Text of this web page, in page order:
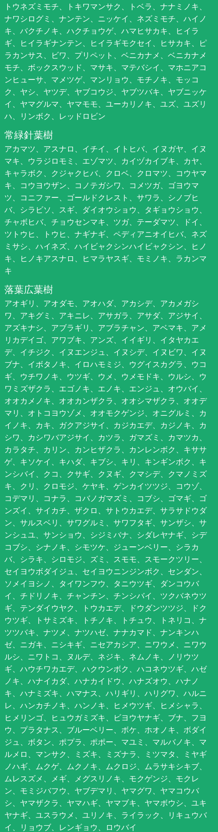
トウネズミモチ、トキワマンサク、トベラ、ナナミノキ、
ナワシログミ、ナンテン、ニッケイ、ネズミモチ、ハイノ
キ、バクチノキ、ハクチョウゲ、ハマヒサカキ、ヒイラ
ギ、ヒイラギナンテン、ヒイラギモクセイ、ヒサカキ、ピ
ラカンサス、ビワ、プリペット、ベニカナメ、ベニカナメ
モチ、ボックスウッド、マサキ、マテバシイ、マホニアコ
ンヒューサ、マメツゲ、マンリョウ、モチノキ、モッコ
ク、ヤシ、ヤツデ、ヤブコウジ、ヤブツバキ、ヤブニッケ
イ、ヤマグルマ、ヤマモモ、ユーカリノキ、ユズ、ユズリ
ハ、リンボク、レッドロビン
常緑針葉樹
アカマツ、アスナロ、イチイ、イトヒバ、イヌガヤ、イヌ
マキ、ウラジロモミ、エゾマツ、カイヅカイブキ、カヤ、
キャラボク、クジャクヒバ、クロベ、クロマツ、コウヤマ
キ、コウヨウザン、コノテガシワ、コメツガ、ゴヨウマ
ツ、コニファー、ゴールドクレスト、サワラ、シノブヒ
バ、シラビソ、スギ、ダイオウショウ、タギョウショウ、
チャボヒバ、チョウセンマキ、ツガ、テーダマツ、ドイ、
ツトウヒ、トウヒ、ナギナギ、ペディアニオイヒバ、ネズ
ミサシ、ハイネズ、ハイビャクシンハイビャクシン、ヒノ
キ、ヒノキアスナロ、ヒマラヤスギ、モミノキ、ラカンマ
キ
落葉広葉樹
アオギリ、アオダモ、アオハダ、アカシデ、アカメガシ
ワ、アキグミ、アキニレ、アサガラ、アサダ、アジサイ、
アズキナシ、アブラギリ、アブラチャン、アベマキ、アメ
リカデイゴ、アワブキ、アンズ、イイギリ、イタヤカエ
デ、イチジク、イヌエンジュ、イヌシデ、イヌビワ、イヌ
ブナ、イボタノキ、イロハモミジ、ウグイスカグラ、ウコ
ギ、ウチワノキ、ウツギ、ウメ、ウメモドキ、ウルシ、ウ
ワミズザクラ、エゴノキ、エノキ、エンジュ、オウバイ、
オオカメノキ、オオカンザクラ、オオシマザクラ、オオデ
マリ、オトコヨウゾメ、オオモクゲンジ、オニグルミ、カ
イノキ、カキ、ガクアジサイ、カジカエデ、カジノキ、カ
シワ、カシワバアジサイ、カツラ、ガマズミ、カマツカ、
カラタチ、カリン、カンヒザクラ、カンレンボク、キササ
ゲ、キソケイ、キハダ、キブシ、キリ、キンギンボク、キ
ンシバイ、クコ、クサギ、クヌギ、クマシデ、クマノミズ
キ、クリ、クロモジ、ケヤキ、ゲンカイツツジ、コウゾ、
コデマリ、コナラ、コバノガマズミ、コブシ、ゴマギ、ゴ
ンズイ、サイカチ、ザクロ、サトウカエデ、サラサドウダ
ン、サルスベリ、サワグルミ、サワフタギ、サンザシ、サ
ンシュユ、サンショウ、シジミバナ、シダレヤナギ、シデ
コブシ、シナノキ、シモツケ、ジューンベリー、シラカ
バ、シラキ、シロモジ、ズミ、スモモ、スモークツリー、
セイヨウボダイジュ、セイヨウニンジンボク、センダン、
ソメイヨシノ、タイワンフウ、タニウツギ、ダンコウバ
イ、チドリノキ、チャンチン、チンシバイ、ツクバネウツ
ギ、テンダイウヤク、トウカエデ、ドウダンツツジ、ドク
ウツギ、トサミズキ、トチノキ、トチュウ、トネリコ、ナ
ツツバキ、ナツメ、ナツハゼ、ナナカマド、ナンキンハ
ゼ、ニガキ、ニシキギ、ニセアカシア、ニワウメ、ニワウ
ルシ、ニワトコ、ヌルデ、ネジキ、ネムノキ、ノリウツ
ギ、ハウチワカエデ、ハクウンボク、ハコネウツギ、ハゼ
ノキ、ハナイカダ、ハナカイドウ、ハナズオウ、ハナノ
キ、ハナミズキ、ハマナス、ハリギリ、ハリグワ、ハルニ
レ、ハンカチノキ、ハンノキ、ヒメウツギ、ヒメシャラ、
ヒメリンゴ、ヒュウガミズキ、ビヨウヤナギ、ブナ、フヨ
ウ、プラタナス、ブルーベリー、ボケ、ホオノキ、ボダイ
ジュ、ボタン、ポプラ、ポポー、マユミ、マルバノキ、マ
ルメロ、マンサク、ミズキ、ミズナラ、ミツマタ、ミヤギ
ノハギ、ムクゲ、ムクノキ、ムクロジ、ムラサキシキブ、
ムレスズメ、メギ、メグスリノキ、モクゲンジ、モクレ
ン、モミジバフウ、ヤブデマリ、ヤマグワ、ヤマコウバ
シ、ヤマザクラ、ヤマハギ、ヤマブキ、ヤマボウシ、ユキ
ヤナギ、ユスラウメ、ユリノキ、ライラック、リキュウバ
イ、リョウブ、レンギョウ、ロウバイ